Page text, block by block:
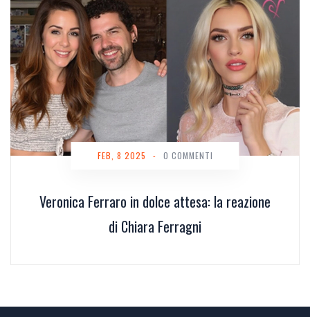
Veronica Ferraro in dolce attesa: la reazione
di Chiara Ferragni
FEB, 8 2025 - 0 COMMENTI